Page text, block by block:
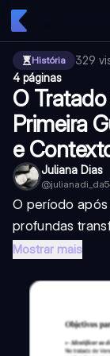
História 329
4 páginas
O
Primeira
e
Juliana Dias
@
O período após
profundas
Mostrar mais